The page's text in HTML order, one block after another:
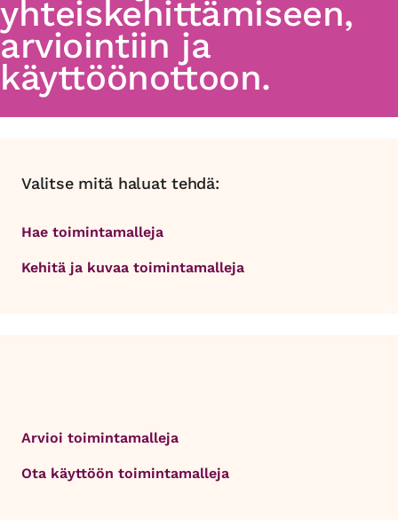
yhteiskehittämiseen,
arviointiin ja
käyttöönottoon.
Valitse mitä haluat tehdä:
Hae toimintamalleja
Kehitä ja kuvaa toimintamalleja
Arvioi toimintamalleja
Ota käyttöön toimintamalleja